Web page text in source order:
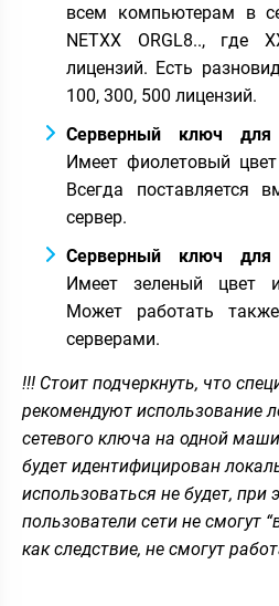
всем компьютерам в
NETXX ORGL8.., где
лицензий. Есть
100, 300, 500 лицензий.
Серверный ключ для
Имеет фиолетовый
Всегда поставляется
сервер.
Серверный ключ для
Имеет зеленый цвет
Может работать
серверами.
!!! Стоит подчеркнуть, что
рекомендуют использование
сетевого ключа на одной
будет идентифицирован
использоваться не будет, при
пользователи сети не смогут
как следствие, не смогут